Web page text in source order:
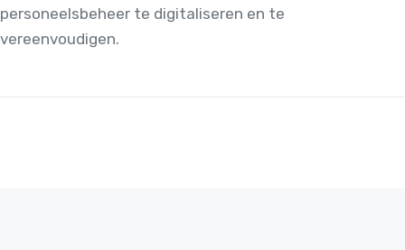
personeelsbeheer te digitaliseren en te
vereenvoudigen.